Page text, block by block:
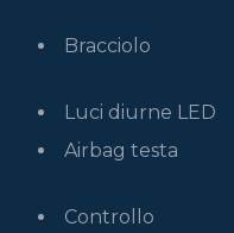
Bracciolo
Luci diurne LED
Airbag testa
Controllo